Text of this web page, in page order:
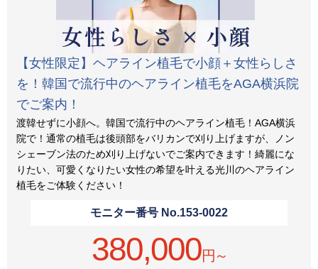
【女性限定】ヘアライン植毛で小顔＋女性らしさ
を！韓国で流行中のヘアライン植毛をAGA横浜院
でご案内！
渡韓せずに小顔へ。韓国で流行中のヘアライン植毛！AGA横浜
院で！通常の植毛は後頭部をバリカンで刈り上げますが、ノン
シェーブン法のため刈り上げないでご案内できます！綺麗にな
りたい、可愛くなりたい女性の希望を叶える光川のヘアライン
植毛をご体験ください！
モニター番号 No.153-0022
380,000円～